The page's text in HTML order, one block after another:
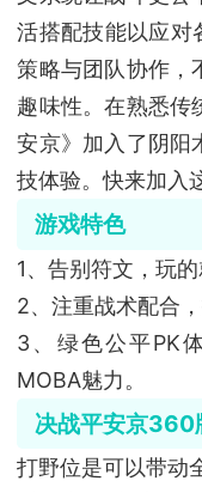
活搭配技能以应对
策略与团队协作，
趣味性。在熟悉传
安京》加入了阴阳
技体验。快来加入
游戏特色
1、告别符文，玩
2、注重战术配合
3、绿色公平PK
MOBA魅力。
决战平安京360
打野位是可以带动